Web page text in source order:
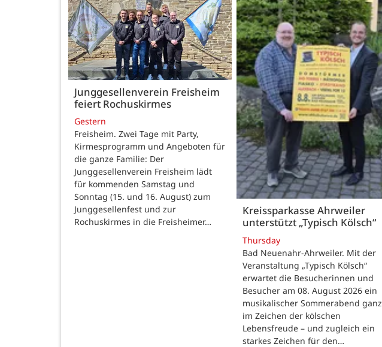
Junggesellenverein Freisheim
feiert Rochuskirmes
Gestern
Freisheim. Zwei Tage mit Party,
Kirmesprogramm und Angeboten für
die ganze Familie: Der
Junggesellenverein Freisheim lädt
für kommenden Samstag und
Sonntag (15. und 16. August) zum
Junggesellenfest und zur
Rochuskirmes in die Freisheimer…
Kreissparkasse Ahrweiler
unterstützt „Typisch Kölsch“
Thursday
Bad Neuenahr-Ahrweiler. Mit der
Veranstaltung „Typisch Kölsch“
erwartet die Besucherinnen und
Besucher am 08. August 2026 ein
musikalischer Sommerabend ganz
im Zeichen der kölschen
Lebensfreude – und zugleich ein
starkes Zeichen für den…